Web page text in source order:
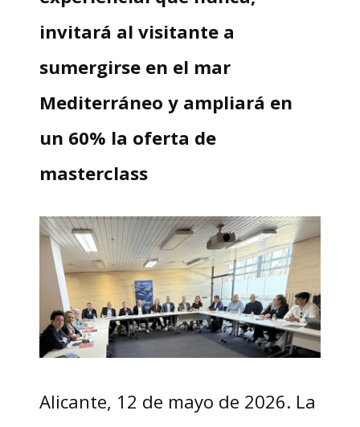
invitará al visitante a
sumergirse en el mar
Mediterráneo y ampliará en
un 60% la oferta de
masterclass
Alicante, 12 de mayo de 2026. La